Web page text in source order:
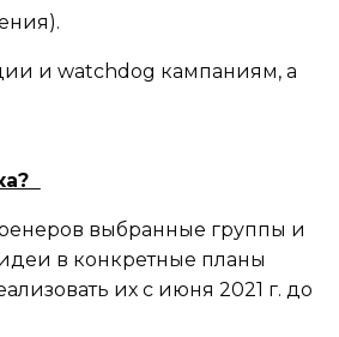
и watchdog кампаниям, а
выбранные группы и
в конкретные планы
их с июня 2021 г. до